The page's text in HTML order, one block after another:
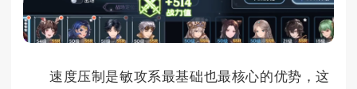
速度压制是敏攻系最基础也最核心的优势，这